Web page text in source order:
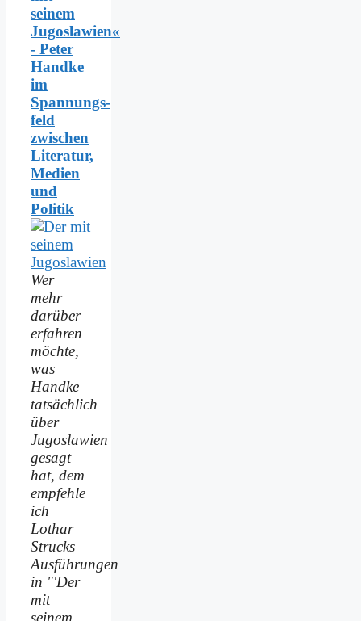
seinem
Jugoslawien«
- Peter
Handke
im
Spannungs­
feld
zwischen
Literatur,
Medien
und
Politik
Wer
mehr
darüber
erfahren
möchte,
was
Handke
tatsächlich
über
Jugoslawien
gesagt
hat, dem
empfehle
ich
Lothar
Strucks
Ausführungen
in "'Der
mit
seinem